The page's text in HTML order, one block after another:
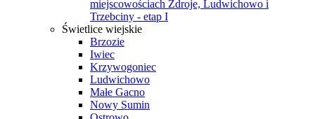
miejscowościach Zdroje, Ludwichowo i
Trzebciny - etap I
Świetlice wiejskie
Brzozie
Iwiec
Krzywogoniec
Ludwichowo
Małe Gacno
Nowy Sumin